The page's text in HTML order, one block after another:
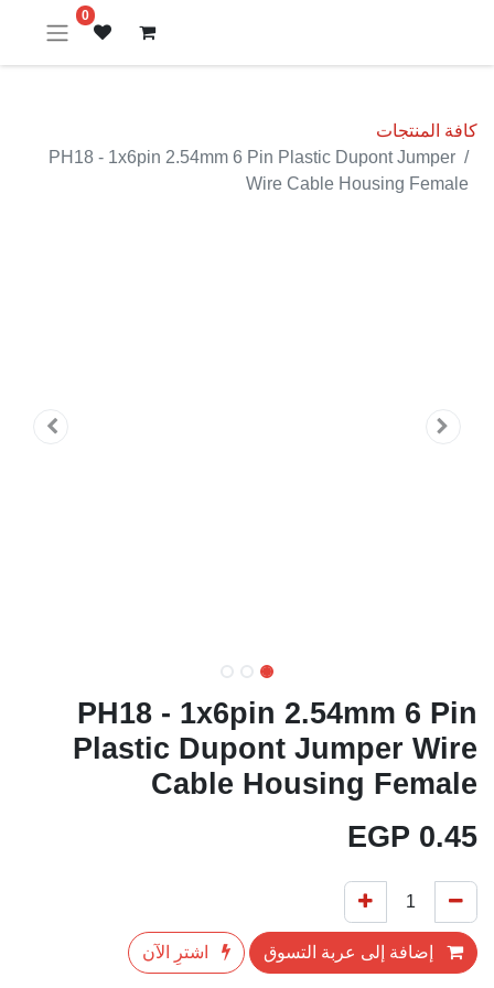
0
كافة المنتجات
PH18 - 1x6pin 2.54mm 6 Pin Plastic Dupont Jumper
Wire Cable Housing Female
PH18 - 1x6pin 2.54mm 6 Pin
Plastic Dupont Jumper Wire
Cable Housing Female
0.45
EGP
إضافة إلى عربة التسوق اشترِ الآن